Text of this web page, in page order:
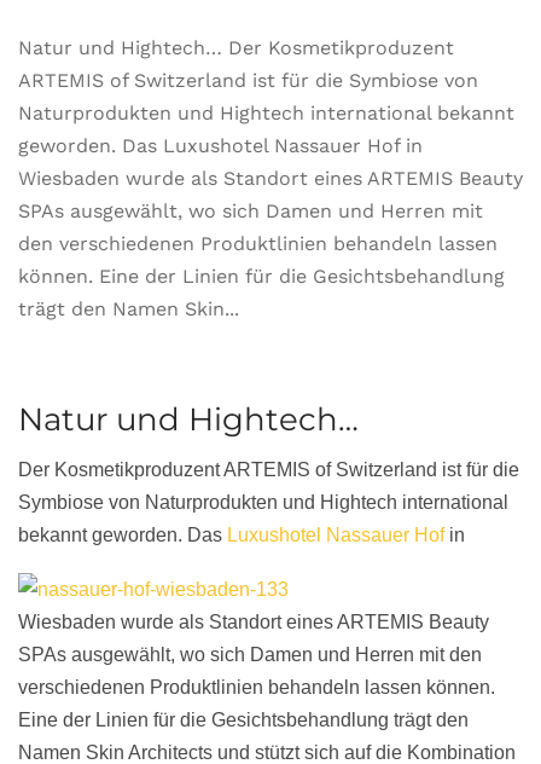
Natur und Hightech… Der Kosmetikproduzent
ARTEMIS of Switzerland ist für die Symbiose von
Naturprodukten und Hightech international bekannt
geworden. Das Luxushotel Nassauer Hof in
Wiesbaden wurde als Standort eines ARTEMIS Beauty
SPAs ausgewählt, wo sich Damen und Herren mit
den verschiedenen Produktlinien behandeln lassen
können. Eine der Linien für die Gesichtsbehandlung
trägt den Namen Skin...
Natur und Hightech…
Der Kosmetikproduzent ARTEMIS of Switzerland ist für die
Symbiose von Naturprodukten und Hightech international
bekannt geworden. Das Luxushotel Nassauer Hofin
Wiesbaden wurde als Standort eines ARTEMIS Beauty
SPAs ausgewählt, wo sich Damen und Herren mit den
verschiedenen Produktlinien behandeln lassen können.
Eine der Linien für die Gesichtsbehandlung trägt den
Namen Skin Architects und stützt sich auf die Kombination